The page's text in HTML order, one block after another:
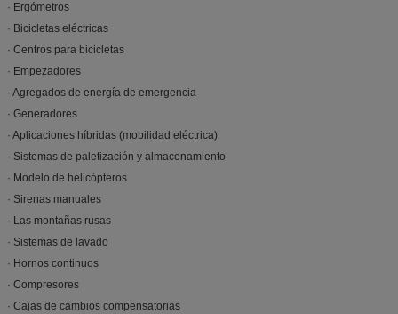
· Ergómetros
· Bicicletas eléctricas
· Centros para bicicletas
· Empezadores
· Agregados de energía de emergencia
· Generadores
· Aplicaciones híbridas (mobilidad eléctrica)
· Sistemas de paletización y almacenamiento
· Modelo de helicópteros
· Sirenas manuales
· Las montañas rusas
· Sistemas de lavado
· Hornos continuos
· Compresores
· Cajas de cambios compensatorias